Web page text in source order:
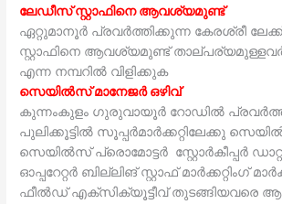
ലേഡീസ് സ്റ്റാഫിനെ ആവശ്യമുണ്ട്
ഏറ്റുമാനൂർ പ്രവർത്തിക്കുന്ന കേരശ്രീ
സ്റ്റാഫിനെ ആവശ്യമുണ്ട് താല്പര്യമുള്ളവർ
എന്ന നമ്പറിൽ വിളിക്കുക
സെയിൽസ് മാനേജർ ഒഴിവ്
കുന്നംകുളം ഗുരുവായൂർ റോഡിൽ
പുലിക്കൂട്ടിൽ സൂപ്പർമാർക്കറ്റിലേക്കു
സെയിൽസ് പ്രൊമോട്ടർ സ്റ്റോർകീപ്പർ
ഓപ്പറേറ്റർ ബില്ലിങ് സ്റ്റാഫ് മാർക്കറ്റിംഗ്
ഫീൽഡ് എക്സിക്യൂട്ടീവ് തുടങ്ങിയവരെ